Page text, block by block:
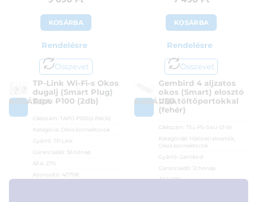
KOSÁRBA
Rendelésre
Összevet
KOSÁRBA
TP-Link Wi-Fi-s Okos
dugalj (Smart Plug)
Tapo P100 (2db)
Cikkszám:
TAPO P100(2-PACK)
Kategória: Okos konnektorok
Gyártó:
TP-Link
Garanciaidő:
36 hónap
ÁFA:
27%
Azonosító: 40708
KOSÁRBA
Rendelésre
Összevet
KOSÁRBA
Gembird 4 aljzatos
okos (Smart) elosztó
USB töltőportokkal
(fehér)
Cikkszám:
TSL-PS-S4U-01-W
Kategóriák: Hálózati elosztók
Okos konnektorok
Gyártó: Gembird
Garanciaidő: 12 hónap
ÁFA:27%